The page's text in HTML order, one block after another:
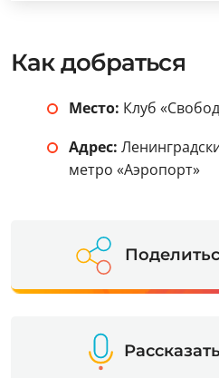
Как добраться
Место: Клуб
Адрес:
метро «Аэропорт»